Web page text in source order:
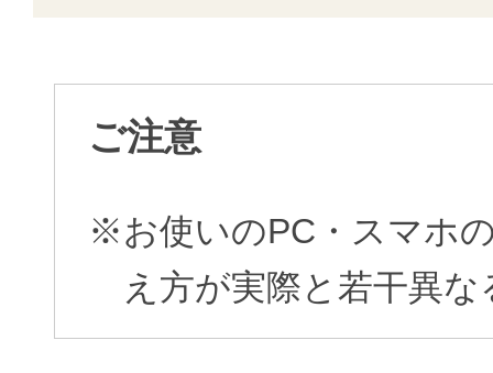
ご注意
※お使いのPC・スマホ
え方が実際と若干異